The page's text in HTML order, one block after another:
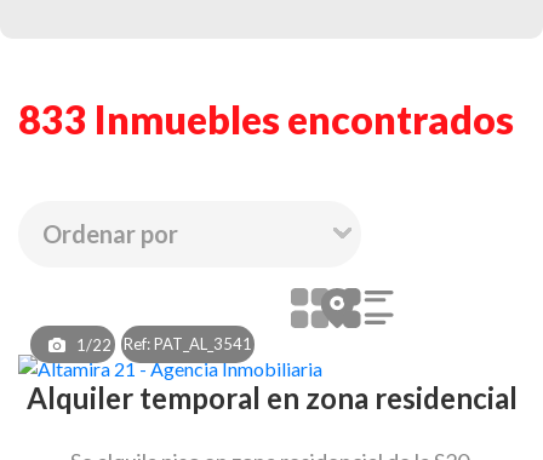
833 Inmuebles encontrados
1/22 Ref: PAT_AL_3541
Alquiler temporal en zona residencial